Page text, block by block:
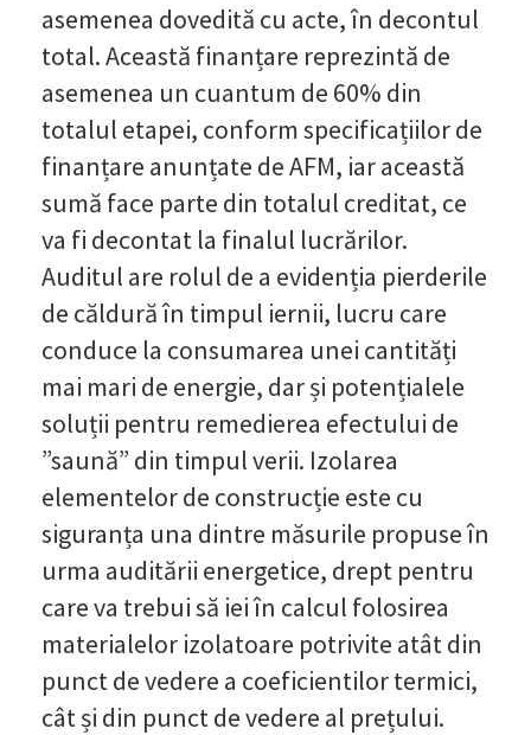
asemenea dovedită cu acte, în decontul
total. Această finanțare reprezintă de
asemenea un cuantum de 60% din
totalul etapei, conform specificațiilor de
finanțare anunțate de AFM, iar această
sumă face parte din totalul creditat, ce
va fi decontat la finalul lucrărilor.
Auditul are rolul de a evidenția pierderile
de căldură în timpul iernii, lucru care
conduce la consumarea unei cantități
mai mari de energie, dar și potențialele
soluții pentru remedierea efectului de
”saună” din timpul verii. Izolarea
elementelor de construcție este cu
siguranța una dintre măsurile propuse în
urma auditării energetice, drept pentru
care va trebui să iei în calcul folosirea
materialelor izolatoare potrivite atât din
punct de vedere a coeficientilor termici,
cât și din punct de vedere al prețului.